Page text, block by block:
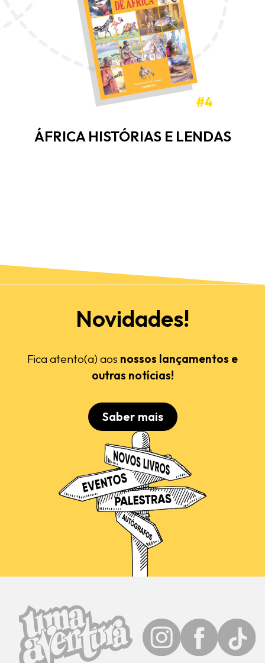
#4
ÁFRICA HISTÓRIAS E LENDAS
Novidades!
Fica atento(a) aos nossos lançamentos e
outras notícias!
Saber mais